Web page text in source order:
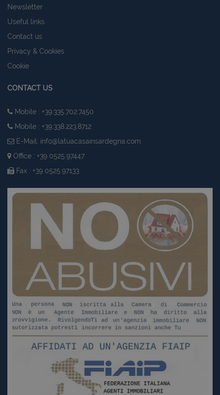
Newsletter
Useful links
Contact us
Privacy & Cookies
Cookie
CONTACT US
Mobile : +39.335.702.7450
Mobile : +39.338.223.8712
E-Mail: info@latuacasainsardegna.com
Office : +39 0525.97447
Fax : +39 0525.97133